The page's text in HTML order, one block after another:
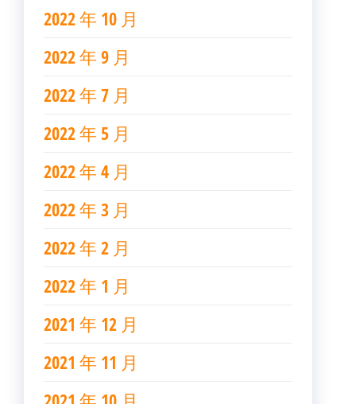
2022 年 10 月
2022 年 9 月
2022 年 7 月
2022 年 5 月
2022 年 4 月
2022 年 3 月
2022 年 2 月
2022 年 1 月
2021 年 12 月
2021 年 11 月